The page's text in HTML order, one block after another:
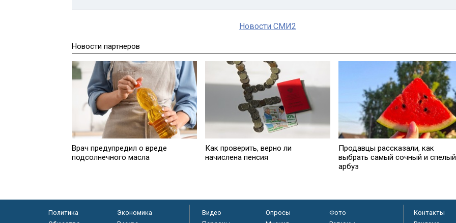
Новости СМИ2
Новости партнеров
Врач предупредил о вреде
подсолнечного масла
Как проверить, верно ли
начислена пенсия
Продавцы рассказали, как
выбрать самый сочный и спелый
арбуз
Политика
Экономика
Видео Опросы
Фото
Контакты